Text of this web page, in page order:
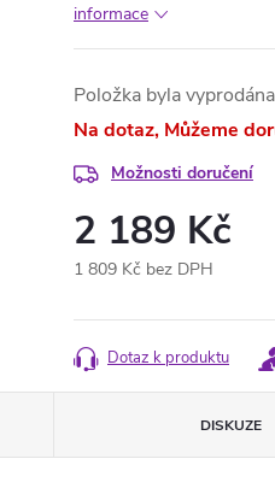
informace
Položka byla
Na dotaz
Možnosti doručení
2 189 Kč
1 809 Kč bez DPH
cena:
Dotaz k produktu
DISKUZE